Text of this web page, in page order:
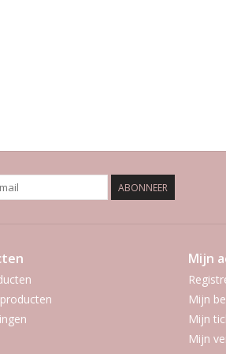
ABONNEER
Mijn
Mijn
Mijn
Mijn